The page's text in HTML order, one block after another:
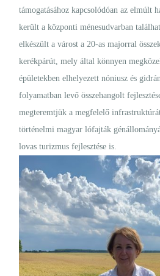
támogatásához kapcsolódóan az elmúlt
került a központi ménesudvarban
elkészült a várost a 20-as majorral
kerékpárút, mely által könnyen
épületekben elhelyezett nóniusz és
folyamatban levő összehangolt
megteremtjük a megfelelő
történelmi magyar lófajták
lovas turizmus fejlesztése is.